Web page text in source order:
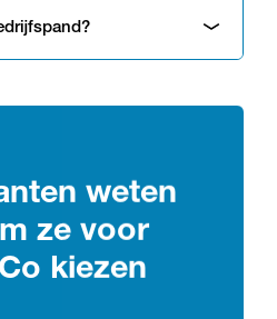
weten
ze voor
kiezen